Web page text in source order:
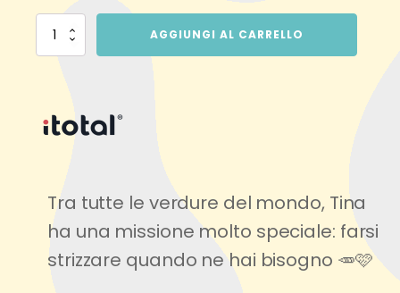
SQUISHY
AGGIUNGI AL CARRELLO
Tra tutte le verdure del mondo, Tina
ha una missione molto speciale: farsi
strizzare quando ne hai bisogno 🥕🩷